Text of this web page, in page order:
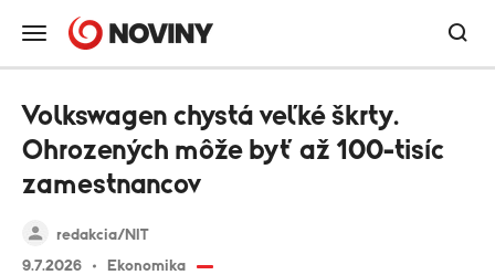
redakcia/NIT
9.7.2026
Ekonomika
Volkswagen chystá veľké škrty.
Ohrozených môže byť až 100-tisíc
zamestnancov